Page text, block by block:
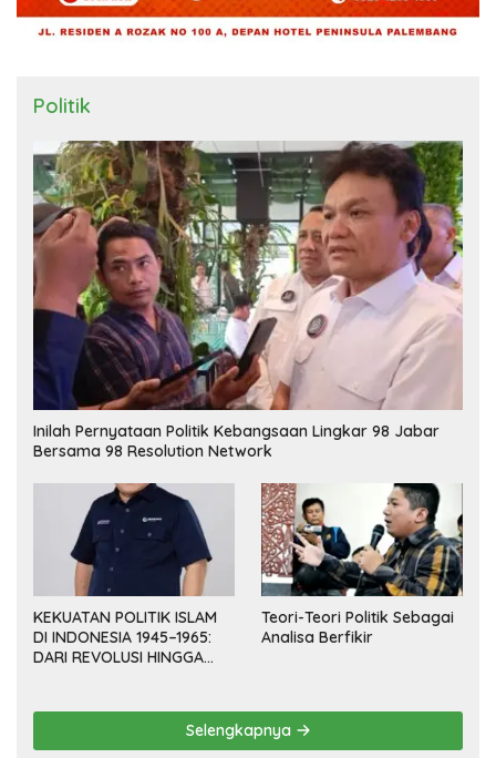
Politik
Inilah Pernyataan Politik Kebangsaan Lingkar 98 Jabar
Bersama 98 Resolution Network
KEKUATAN POLITIK ISLAM
DI INDONESIA 1945–1965:
DARI REVOLUSI HINGGA
Teori-Teori Politik Sebagai
Analisa Berfikir
Selengkapnya